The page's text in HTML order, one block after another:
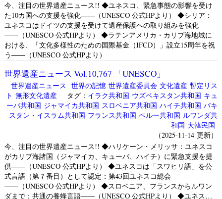
今、注目の世界遺産ニュース!! ◆ユネスコ、緊急事態の影響を受け
た10カ国への支援を強化――（UNESCO 公式HPより） ◆シリア：
ユネスコはドイツの支援を受けて遺産保護への取り組みを強化
――（UNESCO 公式HPより） ◆ラテンアメリカ・カリブ海地域に
おける、「文化多様性のための国際基金（IFCD）」設立15周年を祝
う――（UNESCO 公式HPより）
世界遺産ニュース Vol.10,767 「UNESCO」
世界遺産ニュース 世界の記憶 世界遺産委員会 文化遺産 暫定リス
ト 無形文化遺産タグ： イラク共和国 ウズベキスタン共和国 キュ
ーバ共和国 ジャマイカ共和国 スロベニア共和国 ハイチ共和国 パキ
スタン・イスラム共和国 フランス共和国 ペルー共和国 ルワンダ共
和国 大韓民国
（2025-11-14 更新）
今、注目の世界遺産ニュース!! ◆ハリケーン・メリッサ：ユネスコ
がカリブ海諸国（ジャマイカ、キューバ、ハイチ）に緊急支援を提
供――（UNESCO 公式HPより） ◆ユネスコは「スワヒリ語」を公
式言語（第７番目）として認定：第43回ユネスコ総会
――（UNESCO 公式HPより） ◆スロベニア、フランスからルワン
ダまで：共通の養蜂言語――（UNESCO 公式HPより） ◆ユネス…